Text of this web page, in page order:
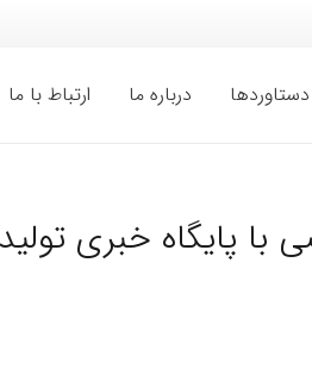
دستاوردها درباره ما ارتباط با ما
پایگاه خبری